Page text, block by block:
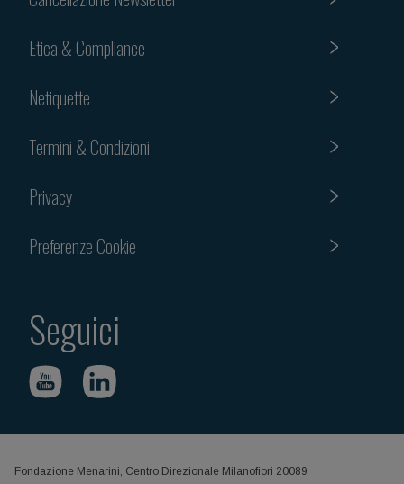
Etica & Compliance
Netiquette
Termini & Condizioni
Privacy
Preferenze Cookie
Seguici
Fondazione Menarini, Centro Direzionale Milanofiori 20089